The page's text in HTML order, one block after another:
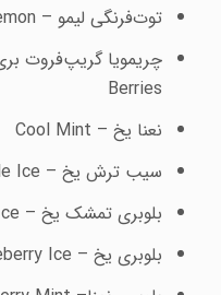
توت‌فرنگی لیمو –
چریمویا گریپ‌فروت
Berries
نعنا یخ – Cool Mint
سیب ترش یخ – Ice
بلوبری تمشک یخ –
بلوبری یخ – Ice